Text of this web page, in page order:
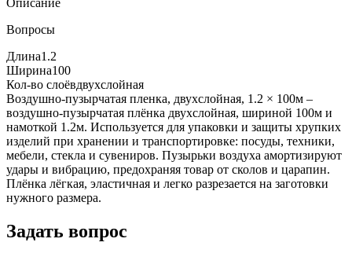
Вопросы
Длина1.2
Ширина100
Кол-во слоёвдвухслойная
Воздушно-пузырчатая пленка, двухслойная, 1.2 × 100м –
воздушно-пузырчатая плёнка двухслойная, шириной 100м и
намоткой 1.2м. Используется для упаковки и защиты хрупких
изделий при хранении и транспортировке: посуды, техники,
мебели, стекла и сувениров. Пузырьки воздуха амортизируют
удары и вибрацию, предохраняя товар от сколов и царапин.
Плёнка лёгкая, эластичная и легко разрезается на заготовки
нужного размера.
Задать вопрос